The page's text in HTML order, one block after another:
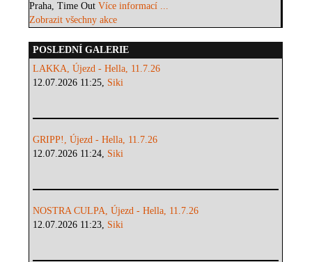
Praha, Time OutVíce informací ...
Zobrazit všechny akce
POSLEDNÍ GALERIE
LAKKA, Újezd - Hella, 11.7.26
12.07.2026 11:25, Siki
GRIPP!, Újezd - Hella, 11.7.26
12.07.2026 11:24, Siki
NOSTRA CULPA, Újezd - Hella, 11.7.26
12.07.2026 11:23, Siki